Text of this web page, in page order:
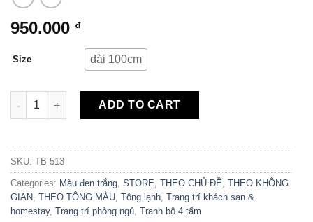
950.000 ₫
Size dài 100cm
Bộ 4 Tranh Canvas Get Naked In Bed TB-513 quantity
ADD TO CART
SKU: TB-513
Categories: Màu đen trắng, STORE, THEO CHỦ ĐỀ, THEO KHÔNG
GIAN, THEO TÔNG MÀU, Tông lạnh, Trang trí khách sạn &
homestay, Trang trí phòng ngủ, Tranh bộ 4 tấm